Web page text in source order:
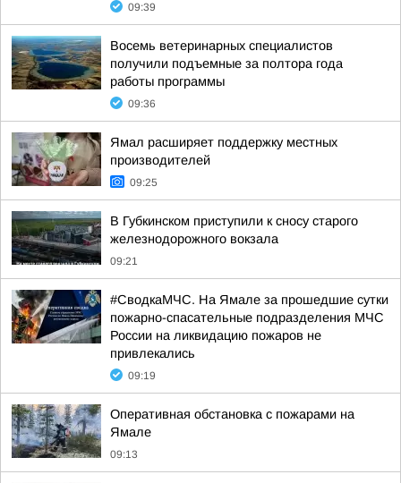
09:39
Восемь ветеринарных специалистов
получили подъемные за полтора года
работы программы
09:36
Ямал расширяет поддержку местных
производителей
09:25
В Губкинском приступили к сносу старого
железнодорожного вокзала
09:21
#СводкаМЧС. На Ямале за прошедшие сутки
пожарно-спасательные подразделения МЧС
России на ликвидацию пожаров не
привлекались
09:19
Оперативная обстановка с пожарами на
Ямале
09:13